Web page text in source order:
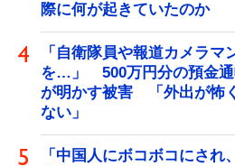
際に何が起きていたのか
「自衛隊員や報道カメラマ
を…」 500万円分の預金通
が明かす被害 「外出が怖
ない」
「中国人にボコボコにさ